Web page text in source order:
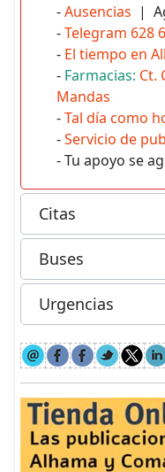
-Ausencias |
-Telegram 628
- El tiempo en
- Farmacias: Ct.
Mandas
-Tal día como
-Servicio de
- Tu apoyo se
Citas
Buses
Urgencias